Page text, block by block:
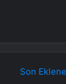
Son